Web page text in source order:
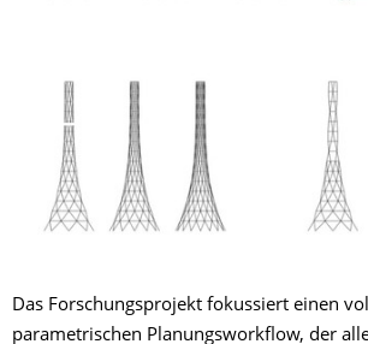
Das Forschungsprojekt fokussiert einen
parametrischen Planungsworkflow, der